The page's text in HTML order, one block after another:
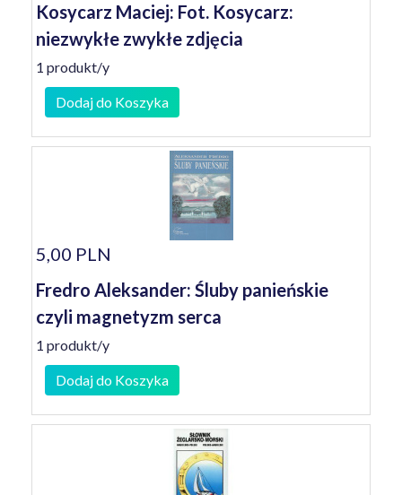
Kosycarz Maciej: Fot. Kosycarz:
niezwykłe zwykłe zdjęcia
1 produkt/y
Dodaj do Koszyka
5,00 PLN
Fredro Aleksander: Śluby panieńskie
czyli magnetyzm serca
1 produkt/y
Dodaj do Koszyka